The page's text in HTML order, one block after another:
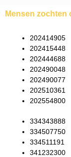
Mensen zochten
202414905
202415448
202444688
202490048
202490077
202510361
202554800
334343888
334507750
334511191
341232300